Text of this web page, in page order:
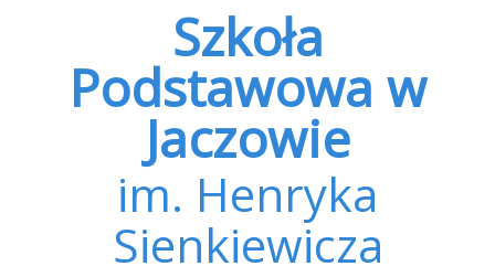
Szkoła
Podstawowa w
Jaczowie
im. Henryka
Sienkiewicza